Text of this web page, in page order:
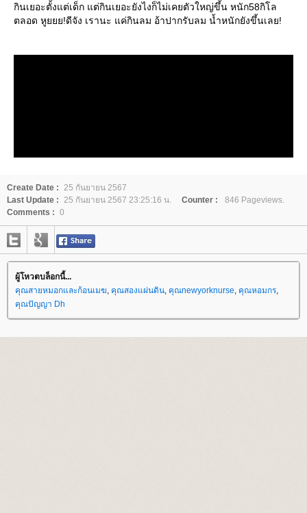
กินเยอะตั้งแต่เด็ก แต่กินเยอะยังไงก็ไม่เคยตัวใหญ่ขึ้น หนัก58กิโล
ตลอด หูยยย!ดีจัง เรานะ แค่กินลม อ้าปากรับลม น้ำหนักยังขึ้นเลย!
Create Date : 25 กันยายน 2567
Last Update : 25 กันยายน 2567 23:25:16 น. Counter :
846 Pageviews.
Comments : 0
ผู้โหวตบล็อกนี้...
คุณสายหมอกและก้อนเมฆ, คุณสองแผ่นดิน, คุณnewyorknurse, คุณหอมกร,
คุณปัญญา Dh